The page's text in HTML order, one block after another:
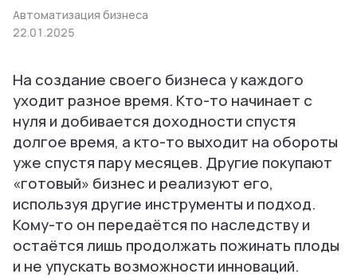
Автоматизация бизнеса
22.01.2025
На создание своего бизнеса у каждого
уходит разное время. Кто-то начинает с
нуля и добивается доходности спустя
долгое время, а кто-то выходит на обороты
уже спустя пару месяцев. Другие покупают
«готовый» бизнес и реализуют его,
используя другие инструменты и подход.
Кому-то он передаётся по наследству и
остаётся лишь продолжать пожинать плоды
и не упускать возможности инноваций.